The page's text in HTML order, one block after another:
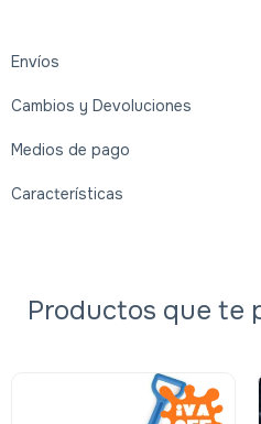
Envíos
Cambios y Devoluciones
Medios de pago
Características
Productos que te